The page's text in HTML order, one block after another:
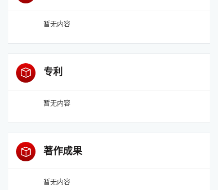
暂无内容
专利
暂无内容
著作成果
暂无内容